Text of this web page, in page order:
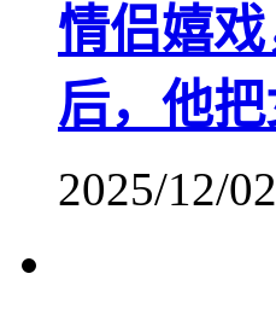
情侣嬉
后，他
2025/12/02